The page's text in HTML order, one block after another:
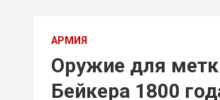
АРМИЯ
Оружие для
Бейкера 1800